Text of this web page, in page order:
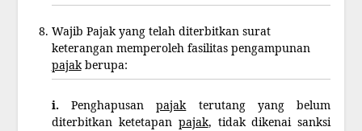
Wajib Pajak yang telah diterbitkan surat
keterangan memperoleh fasilitas pengampunan
pajakberupa:
i.Penghapusanpajakterutang yang belum
diterbitkan ketetapan pajak, tidak dikenai sanksi